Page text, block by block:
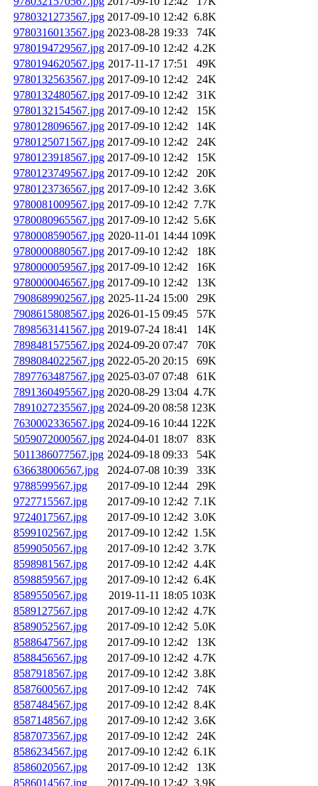
9780321273567.jpg 2017-09-10 12:42 6.8K
9780316013567.jpg 2023-08-28 19:33
74K
9780194729567.jpg 2017-09-10 12:42 4.2K
9780194620567.jpg 2017-11-17 17:51
49K
9780132563567.jpg 2017-09-10 12:42
24K
9780132480567.jpg 2017-09-10 12:42
31K
9780132154567.jpg 2017-09-10 12:42
15K
9780128096567.jpg 2017-09-10 12:42
14K
9780125071567.jpg 2017-09-10 12:42
24K
9780123918567.jpg 2017-09-10 12:42
15K
9780123749567.jpg 2017-09-10 12:42
20K
9780123736567.jpg 2017-09-10 12:42 3.6K
9780081009567.jpg 2017-09-10 12:42 7.7K
9780080965567.jpg 2017-09-10 12:42 5.6K
9780008590567.jpg 2020-11-01 14:44 109K
9780000880567.jpg 2017-09-10 12:42
18K
9780000059567.jpg 2017-09-10 12:42
16K
9780000046567.jpg 2017-09-10 12:42
13K
7908689902567.jpg 2025-11-24 15:00
29K
7908615808567.jpg 2026-01-15 09:45
57K
7898563141567.jpg 2019-07-24 18:41
14K
7898481575567.jpg 2024-09-20 07:47
70K
7898084022567.jpg 2022-05-20 20:15
69K
7897763487567.jpg 2025-03-07 07:48
61K
7891360495567.jpg 2020-08-29 13:04 4.7K
7891027235567.jpg 2024-09-20 08:58 123K
7630002336567.jpg 2024-09-16 10:44 122K
5059072000567.jpg 2024-04-01 18:07
83K
5011386077567.jpg 2024-09-18 09:33
54K
636638006567.jpg
2024-07-08 10:39
33K
9788599567.jpg
2017-09-10 12:44
29K
9727715567.jpg
2017-09-10 12:42 7.1K
9724017567.jpg
2017-09-10 12:42 3.0K
8599102567.jpg
2017-09-10 12:42 1.5K
8599050567.jpg
2017-09-10 12:42 3.7K
8598981567.jpg
2017-09-10 12:42 4.4K
8598859567.jpg
2017-09-10 12:42 6.4K
8589550567.jpg
2019-11-11 18:05 103K
8589127567.jpg
2017-09-10 12:42 4.7K
8589052567.jpg
2017-09-10 12:42 5.0K
8588647567.jpg
2017-09-10 12:42
13K
8588456567.jpg
2017-09-10 12:42 4.7K
8587918567.jpg
2017-09-10 12:42 3.8K
8587600567.jpg
2017-09-10 12:42
74K
8587484567.jpg
2017-09-10 12:42 8.4K
8587148567.jpg
2017-09-10 12:42 3.6K
8587073567.jpg
2017-09-10 12:42
24K
8586234567.jpg
2017-09-10 12:42 6.1K
8586020567.jpg
2017-09-10 12:42
13K
8586014567.jpg
2017-09-10 12:42 3.9K